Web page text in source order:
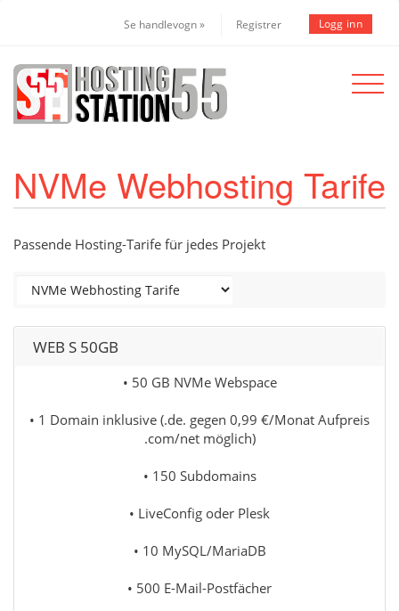
Se handlevogn » Registrer Logg inn
Toggle
NVMe Webhosting Tarife
Passende Hosting-Tarife für jedes Projekt
WEB S 50GB
• 50 GB NVMe Webspace
• 1 Domain inklusive (.de. gegen 0,99 €/Monat Aufpreis
.com/net möglich)
• 150 Subdomains
• LiveConfig oder Plesk
• 10 MySQL/MariaDB
• 500 E-Mail-Postfächer